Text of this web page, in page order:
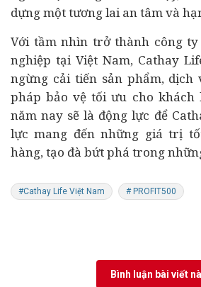
dựng một tương lai an tâm và
Với tầm nhìn trở thành công
nghiệp tại Việt Nam, Cathay
ngừng cải tiến sản phẩm, dịch
pháp bảo vệ tối ưu cho khách
năm nay sẽ là động lực để
lực mang đến những giá trị
hàng, tạo đà bứt phá trong
#Cathay Life Việt Nam # PROFIT500
Bình luận bài viết